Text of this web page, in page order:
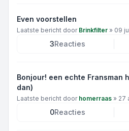
Even voorstellen
Laatste bericht door Brinkfilter » 09
3Reacties
Bonjour! een echte Fransman
dan)
Laatste bericht door homerraas » 27
0Reacties